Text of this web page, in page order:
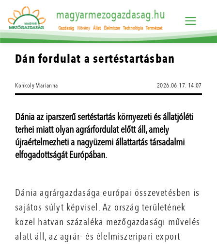
magyarmezogazdasag.hu
Gazdaság Növény Állat Élelmiszer Technológia Természet
Dán fordulat a sertéstartásban
Konkoly Marianna 2026.06.17. 14:07
Dánia az iparszerű sertéstartás környezeti és állatjóléti
terhei miatt olyan agrárfordulat előtt áll, amely
újraértelmezheti a nagyüzemi állattartás társadalmi
elfogadottságát Európában.
Dánia agrárgazdasága európai összevetésben is
sajátos súlyt képvisel. Az ország területének
közel hatvan százaléka mezőgazdasági művelés
alatt áll, az agrár- és élelmiszeripari export